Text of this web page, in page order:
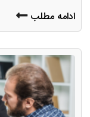
ادامه مطلب